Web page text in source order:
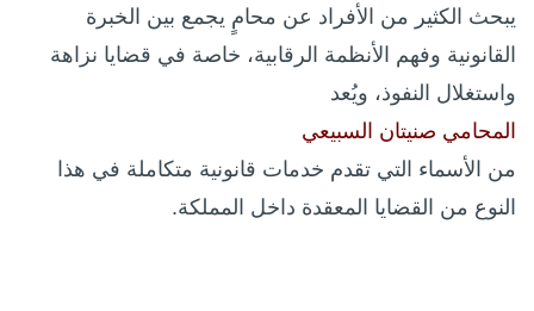
يبحث الكثير من الأفراد عن محامٍ يجمع بين الخبرة
القانونية وفهم الأنظمة الرقابية، خاصة في قضايا نزاهة
واستغلال النفوذ، ويُعد
المحامي صنيتان السبيعي
من الأسماء التي تقدم خدمات قانونية متكاملة في هذا
النوع من القضايا المعقدة داخل المملكة.